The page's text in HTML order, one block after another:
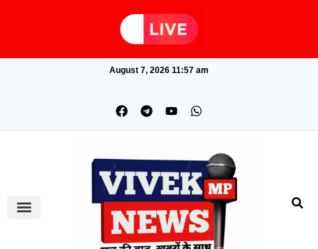
August 7, 2026 11:57 am